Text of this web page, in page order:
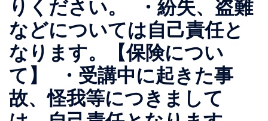
りください。 ・紛失、盗難
などについては自己責任と
なります。【保険につい
て】 ・受講中に起きた事
故、怪我等につきまして